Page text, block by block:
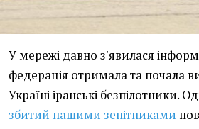
У мережі давно з'явилася
федерація отримала та почала
Україні іранські безпілотники.
збитий нашими зенітниками